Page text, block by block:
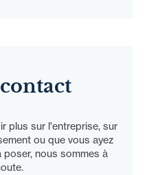
plus sur l'entreprise, sur
ou que vous ayez
nous sommes à